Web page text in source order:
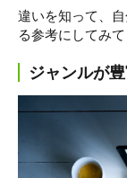
違いを知って、
る参考にしてみて
ジャンルが